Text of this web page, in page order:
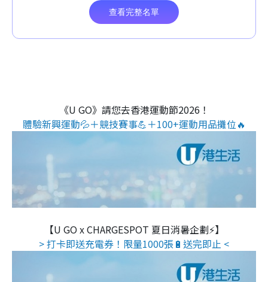
《U GO》請您去香港運動節2026！
體驗新興運動💦＋競技賽事💪＋100+運動用品攤位🔥
【U GO x CHARGESPOT 夏日消暑企劃⚡】
> 打卡即送充電券！限量1000張🔋送完即止 <